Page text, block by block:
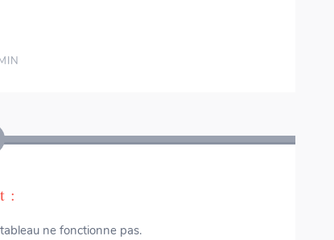
:
ne fonctionne pas.